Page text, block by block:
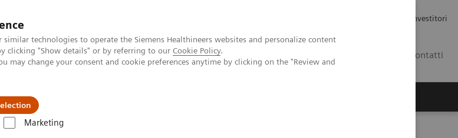
technologies to operate the Siemens Healthineers websites and personalize content
clicking "Show details" or by referring to our Cookie Policy.
may change your consent and cookie preferences anytime by clicking on the "Review and
Marketing
Relazioni con gli investitori
Contatti
Area Login